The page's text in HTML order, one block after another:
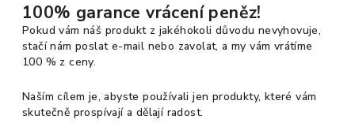
100% garance vrácení peněz!
Pokud vám náš produkt z jakéhokoli důvodu nevyhovuje,
stačí nám poslat e-mail nebo zavolat, a my vám vrátíme
100 % z ceny.
Naším cílem je, abyste používali jen produkty, které vám
skutečně prospívají a dělají radost.